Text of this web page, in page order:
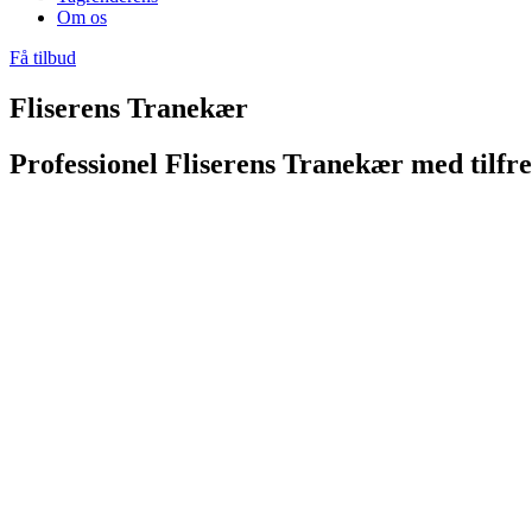
Om os
Få tilbud
Fliserens Tranekær
Professionel Fliserens Tranekær med